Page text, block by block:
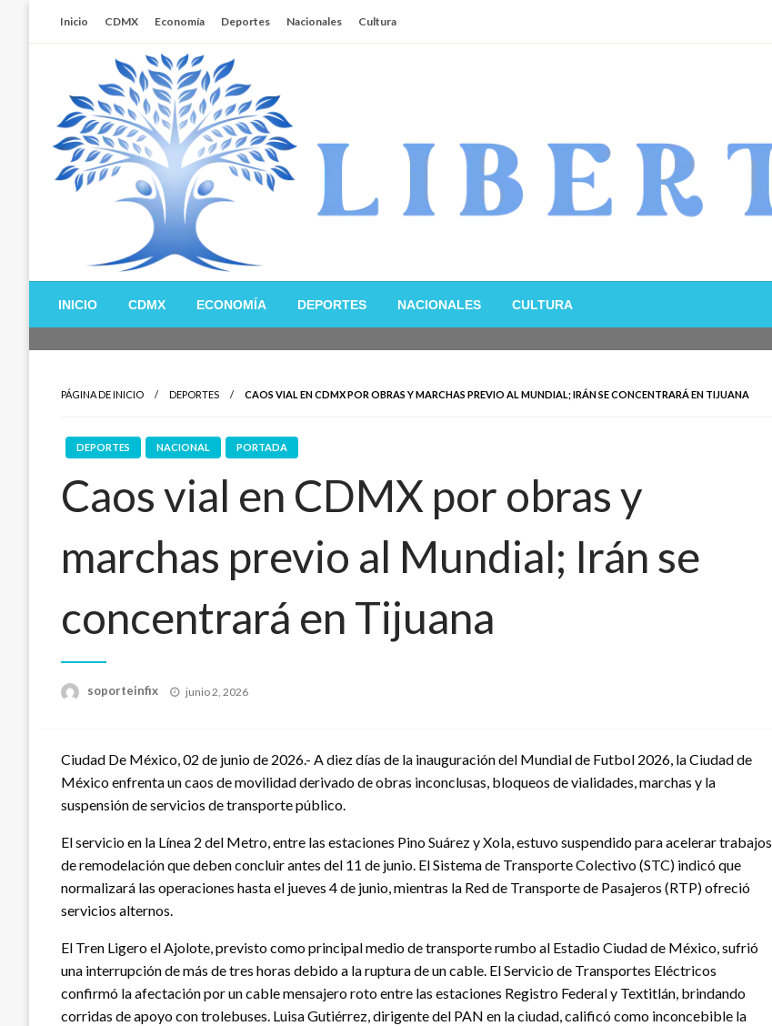
Inicio CDMX Economía Deportes Nacionales Cultura
Libertador MX
INICIO CDMX ECONOMÍA DEPORTES NACIONALES CULTURA
PÁGINA DE INICIO DEPORTES CAOS VIAL EN CDMX POR OBRAS Y MARCHAS PREVIO AL MUNDIAL; IRÁN SE CONCENTRARÁ EN TIJUANA
DEPORTES NACIONAL PORTADA
Caos vial en CDMX por obras y
marchas previo al Mundial; Irán se
concentrará en Tijuana
soporteinfix
Publicado
junio 2, 2026
Ciudad De México, 02 de junio de 2026.- A diez días de la inauguración del Mundial de Futbol 2026, la Ciudad de
México enfrenta un caos de movilidad derivado de obras inconclusas, bloqueos de vialidades, marchas y la
suspensión de servicios de transporte público.
El servicio en la Línea 2 del Metro, entre las estaciones Pino Suárez y Xola, estuvo suspendido para acelerar trabajos
de remodelación que deben concluir antes del 11 de junio. El Sistema de Transporte Colectivo (STC) indicó que
normalizará las operaciones hasta el jueves 4 de junio, mientras la Red de Transporte de Pasajeros (RTP) ofreció
servicios alternos.
El Tren Ligero el Ajolote, previsto como principal medio de transporte rumbo al Estadio Ciudad de México, sufrió
una interrupción de más de tres horas debido a la ruptura de un cable. El Servicio de Transportes Eléctricos
confirmó la afectación por un cable mensajero roto entre las estaciones Registro Federal y Textitlán, brindando
corridas de apoyo con trolebuses. Luisa Gutiérrez, dirigente del PAN en la ciudad, calificó como inconcebible la